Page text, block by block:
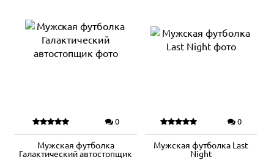
0
Мужская футболка
Галактический автостопщик
0
Мужская футболка Last
Night